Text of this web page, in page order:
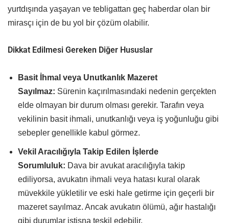
yurtdışında yaşayan ve tebligattan geç haberdar olan bir
mirasçı için de bu yol bir çözüm olabilir.
Dikkat Edilmesi Gereken Diğer Hususlar
Basit İhmal veya Unutkanlık Mazeret
Sayılmaz: Sürenin kaçırılmasındaki nedenin gerçekten
elde olmayan bir durum olması gerekir. Tarafın veya
vekilinin basit ihmali, unutkanlığı veya iş yoğunluğu gibi
sebepler genellikle kabul görmez.
Vekil Aracılığıyla Takip Edilen İşlerde
Sorumluluk: Dava bir avukat aracılığıyla takip
ediliyorsa, avukatın ihmali veya hatası kural olarak
müvekkile yükletilir ve eski hale getirme için geçerli bir
mazeret sayılmaz. Ancak avukatın ölümü, ağır hastalığı
gibi durumlar istisna teşkil edebilir.